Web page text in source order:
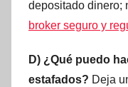
depositado dinero;
broker seguro y
D) ¿Qué puedo
estafados? Deja